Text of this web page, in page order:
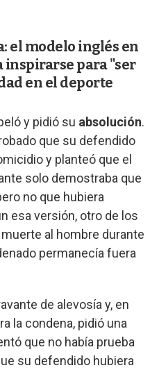
el modelo inglés en
inspirarse para "ser
en el deporte
y pidió su absolución.
que su defendido
y planteó que el
solo demostraba que
no que hubiera
esa versión, otro de los
al hombre durante
permanecía fuera
de alevosía y, en
la condena, pidió una
que no había prueba
su defendido hubiera